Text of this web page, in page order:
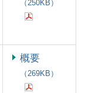
（250KB）
概要
（269KB）